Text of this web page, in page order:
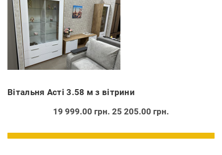
Вітальня Асті 3.58 м з вітрини
19 999.00 грн. 25 205.00 грн.